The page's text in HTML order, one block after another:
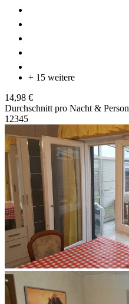
+ 15 weitere
14,98 €
Durchschnitt pro Nacht & Person
1 2345